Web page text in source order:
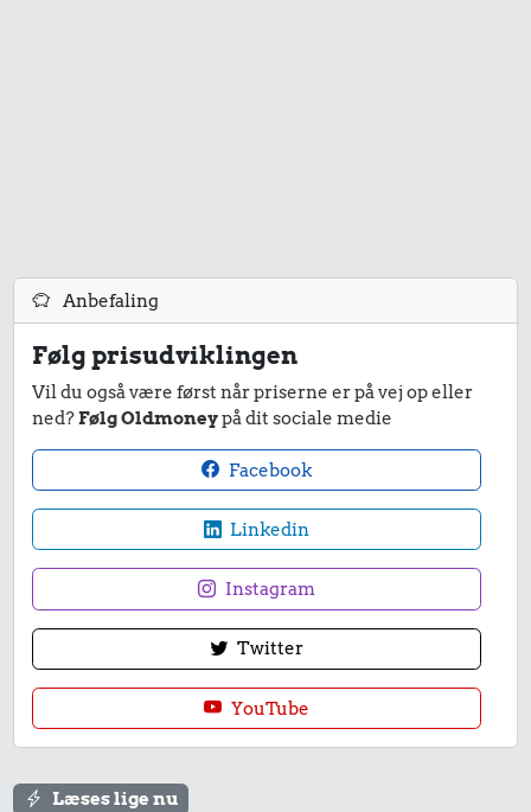
Anbefaling
Følg prisudviklingen
Vil du også være først når priserne er på vej op eller
ned?Følg Oldmoneypå dit sociale medie
Facebook
Linkedin
Instagram
Twitter
YouTube
Læses lige nu